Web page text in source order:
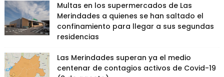
Multas en los supermercados de Las
Merindades a quienes se han saltado el
confinamiento para llegar a sus segundas
residencias
Las Merindades superan ya el medio
centenar de contagios activos de Covid-19